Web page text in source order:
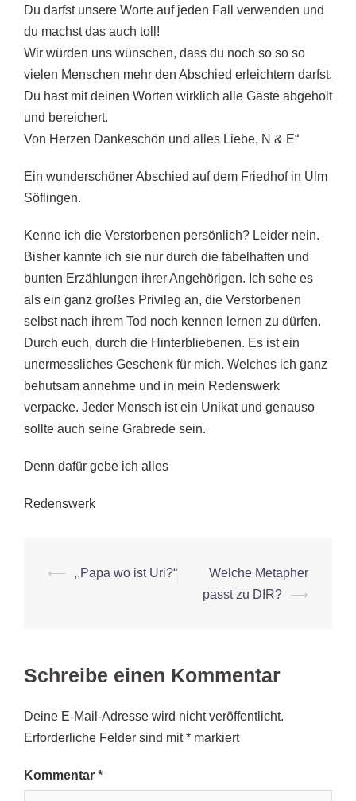
Du darfst unsere Worte auf jeden Fall verwenden und
du machst das auch toll!
Wir würden uns wünschen, dass du noch so so so
vielen Menschen mehr den Abschied erleichtern darfst.
Du hast mit deinen Worten wirklich alle Gäste abgeholt
und bereichert.
Von Herzen Dankeschön und alles Liebe, N & E“
Ein wunderschöner Abschied auf dem Friedhof in Ulm
Söflingen.
Kenne ich die Verstorbenen persönlich? Leider nein.
Bisher kannte ich sie nur durch die fabelhaften und
bunten Erzählungen ihrer Angehörigen. Ich sehe es
als ein ganz großes Privileg an, die Verstorbenen
selbst nach ihrem Tod noch kennen lernen zu dürfen.
Durch euch, durch die Hinterbliebenen. Es ist ein
unermessliches Geschenk für mich. Welches ich ganz
behutsam annehme und in mein Redenswerk
verpacke. Jeder Mensch ist ein Unikat und genauso
sollte auch seine Grabrede sein.
Denn dafür gebe ich alles
Redenswerk
Beitrags-
⟵ ,,Papa wo ist Uri?“
Welche Metapher
passt zu DIR?
⟶
Schreibe einen Kommentar
Deine E-Mail-Adresse wird nicht veröffentlicht.
Erforderliche Felder sind mit* markiert
Kommentar *